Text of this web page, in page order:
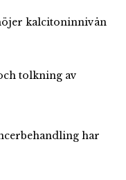
kalcitoninnivån
tolkning av
har